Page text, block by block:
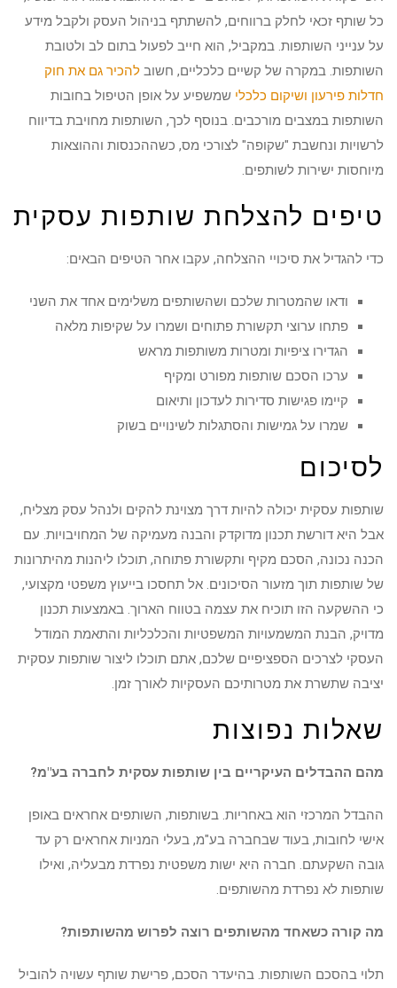
כל שותף זכאי לחלק ברווחים, להשתתף בניהול העסק ולקבל מידע
על ענייני השותפות. במקביל, הוא חייב לפעול בתום לב ולטובת
השותפות. במקרה של קשיים כלכליים, חשובלהכיר גם את חוק
חדלות פירעון ושיקום כלכלישמשפיע על אופן הטיפול בחובות
השותפות במצבים מורכבים. בנוסף לכך, השותפות מחויבת בדיווח
לרשויות ונחשבת "שקופה" לצורכי מס, כשההכנסות וההוצאות
מיוחסות ישירות לשותפים.
טיפים להצלחת שותפות עסקית
כדי להגדיל את סיכויי ההצלחה, עקבו אחר הטיפים הבאים:
ודאו שהמטרות שלכם ושהשותפים משלימים אחד את השני
פתחו ערוצי תקשורת פתוחים ושמרו על שקיפות מלאה
הגדירו ציפיות ומטרות משותפות מראש
ערכו הסכם שותפות מפורט ומקיף
קיימו פגישות סדירות לעדכון ותיאום
שמרו על גמישות והסתגלות לשינויים בשוק
לסיכום
שותפות עסקית יכולה להיות דרך מצוינת להקים ולנהל עסק מצליח,
אבל היא דורשת תכנון מדוקדק והבנה מעמיקה של המחויבויות. עם
הכנה נכונה, הסכם מקיף ותקשורת פתוחה, תוכלו ליהנות מהיתרונות
של שותפות תוך מזעור הסיכונים. אל תחסכו בייעוץ משפטי מקצועי,
כי ההשקעה הזו תוכיח את עצמה בטווח הארוך. באמצעות תכנון
מדויק, הבנת המשמעויות המשפטיות והכלכליות והתאמת המודל
העסקי לצרכים הספציפיים שלכם, אתם תוכלו ליצור שותפות עסקית
יציבה שתשרת את מטרותיכם העסקיות לאורך זמן.
שאלות נפוצות
מהם ההבדלים העיקריים בין שותפות עסקית לחברה בע"מ?
ההבדל המרכזי הוא באחריות. בשותפות, השותפים אחראים באופן
אישי לחובות, בעוד שבחברה בע"מ, בעלי המניות אחראים רק עד
גובה השקעתם. חברה היא ישות משפטית נפרדת מבעליה, ואילו
שותפות לא נפרדת מהשותפים.
מה קורה כשאחד מהשותפים רוצה לפרוש מהשותפות?
תלוי בהסכם השותפות. בהיעדר הסכם, פרישת שותף עשויה להוביל